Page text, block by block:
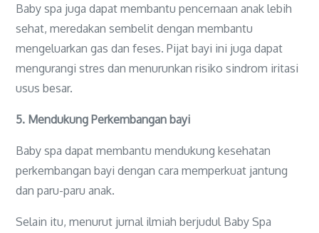
Baby spa juga dapat membantu pencernaan anak lebih
sehat, meredakan sembelit dengan membantu
mengeluarkan gas dan feses. Pijat bayi ini juga dapat
mengurangi stres dan menurunkan risiko sindrom iritasi
usus besar.
5. Mendukung Perkembangan bayi
Baby spa dapat membantu mendukung kesehatan
perkembangan bayi dengan cara memperkuat jantung
dan paru-paru anak.
Selain itu, menurut jurnal ilmiah berjudul Baby Spa